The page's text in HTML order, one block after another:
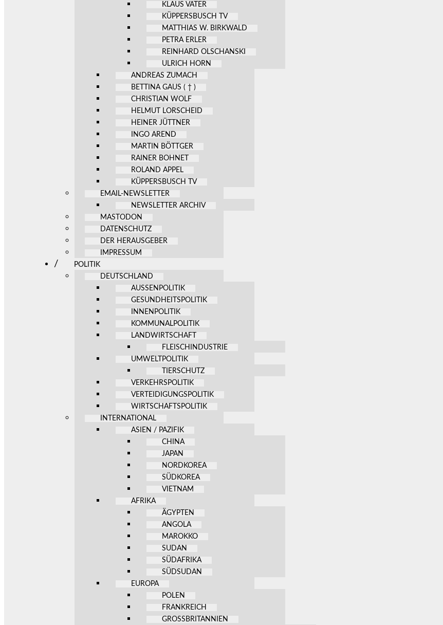
KLAUS VATER
KÜPPERSBUSCH TV
MATTHIAS W. BIRKWALD
PETRA ERLER
REINHARD OLSCHANSKI
ULRICH HORN
ANDREAS ZUMACH
BETTINA GAUS ( † )
CHRISTIAN WOLF
HELMUT LORSCHEID
HEINER JÜTTNER
INGO AREND
MARTIN BÖTTGER
RAINER BOHNET
ROLAND APPEL
KÜPPERSBUSCH TV
EMAIL-NEWSLETTER
NEWSLETTER ARCHIV
MASTODON
DATENSCHUTZ
DER HERAUSGEBER
IMPRESSUM
POLITIK
DEUTSCHLAND
AUSSENPOLITIK
GESUNDHEITSPOLITIK
INNENPOLITIK
KOMMUNALPOLITIK
LANDWIRTSCHAFT
FLEISCHINDUSTRIE
UMWELTPOLITIK
TIERSCHUTZ
VERKEHRSPOLITIK
VERTEIDIGUNGSPOLITIK
WIRTSCHAFTSPOLITIK
INTERNATIONAL
ASIEN / PAZIFIK
CHINA
JAPAN
NORDKOREA
SÜDKOREA
VIETNAM
AFRIKA
ÄGYPTEN
ANGOLA
MAROKKO
SUDAN
SÜDAFRIKA
SÜDSUDAN
EUROPA
POLEN
FRANKREICH
GROSSBRITANNIEN